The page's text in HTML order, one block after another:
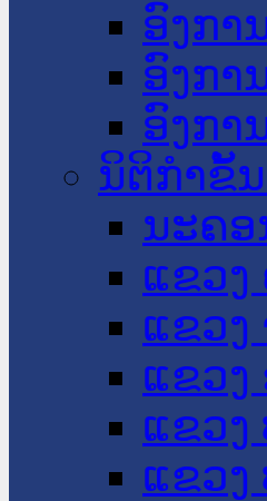
ອົງກາ
ອົງກາ
ອົງກາ
ນິຕິກໍາຂັ້
ນະ​ຄອ
ແຂວງ
ແຂວງ
ແຂວງ
ແຂວງ
ແຂວງ